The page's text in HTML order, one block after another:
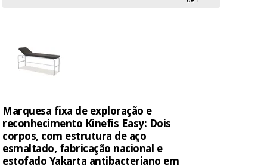
Outlet
Fisaude
Tech
Academy
clínico
Material de
proteção
essencial
para
Ofertas
Outlet
Medicina
tradicional
chinesa
Mobiliário
clínico
Gabinetes
Marquesa fixa de exploração e
reconhecimento Kinefis Easy: Dois
corpos, com estrutura de aço
esmaltado, fabricação nacional e
estofado Yakarta antibacteriano em